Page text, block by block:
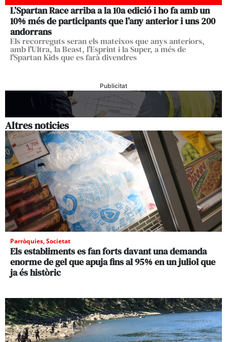
L’Spartan Race arriba a la 10a edició i ho fa amb un
10% més de participants que l’any anterior i uns 200
andorrans
Els recorreguts seran els mateixos que anys anteriors,
amb l'Ultra, la Beast, l'Esprint i la Super, a més de
l'Spartan Kids que es farà divendres
Publicitat
Altres noticies
Parròquies,Societat
Els establiments es fan forts davant una demanda
enorme de gel que apuja fins al 95% en un juliol que
ja és històric